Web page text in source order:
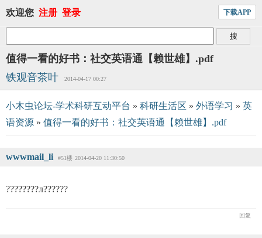
欢迎您 注册 登录 下载APP
值得一看的好书：社交英语通【赖世雄】.pdf
铁观音茶叶
2014-04-17 00:27
小木虫论坛-学术科研互动平台 » 科研生活区 » 外语学习 » 英
语资源 » 值得一看的好书：社交英语通【赖世雄】.pdf
wwwmail_li #51楼 2014-04-20 11:30:50
????????л??????
回复